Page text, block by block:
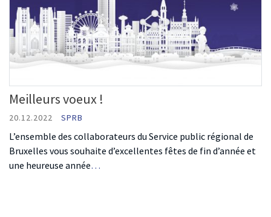
Meilleurs voeux !
20.12.2022 SPRB
L’ensemble des collaborateurs du Service public régional de
Bruxelles vous souhaite d’excellentes fêtes de fin d’année et
une heureuse année…